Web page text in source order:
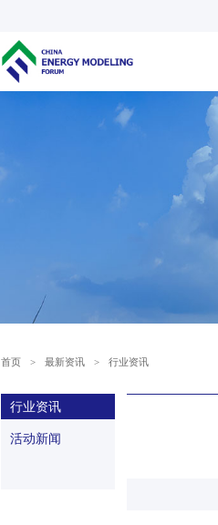
首页 > 最新资讯 > 行业资讯
行业资讯
活动新闻